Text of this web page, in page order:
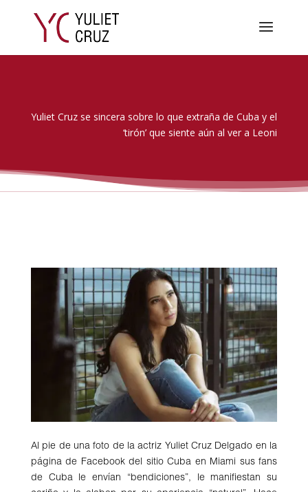
Yuliet Cruz se sincera sobre lo que extraña de Cuba y el
‘tirón’ que siente aún al ver a Leoni
Al pie de una foto de la actriz Yuliet Cruz Delgado en la
página de Facebook del sitio Cuba en Miami sus fans
de Cuba le envían “bendiciones”, le manifiestan su